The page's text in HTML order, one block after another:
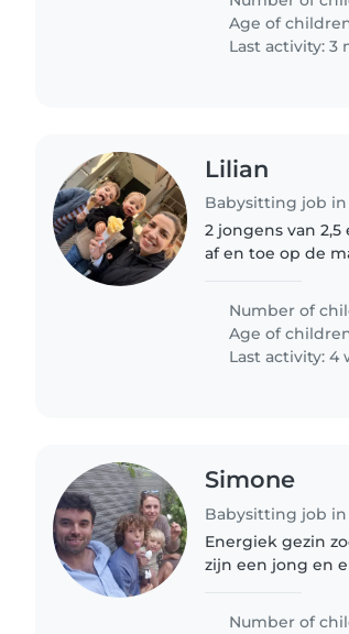
Age of
Last activity: 3
Lilian
Babysitting job
2 jongens van
af en toe op de
Number of
Age of
Last activity: 4
Simone
Babysitting job
Energiek gezin zoekt
zijn een jong en
houden van
Number of